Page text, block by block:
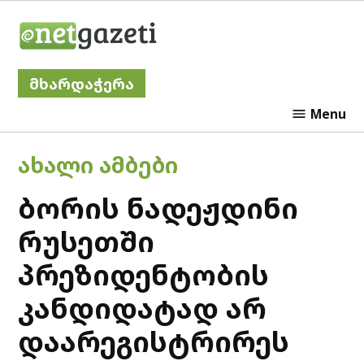
მხარდაჭერა
Menu
POSTED
IN
ᲐᲮᲐᲚᲘ ᲐᲛᲑᲔᲑᲘ
ბორის ნადეჟდინი
რუსეთში
პრეზიდენტობის
კანდიდატად არ
დაარეგისტრირეს